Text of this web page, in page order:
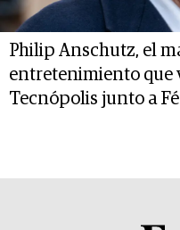
Philip Anschutz, el
entretenimiento que
Tecnópolis junto a